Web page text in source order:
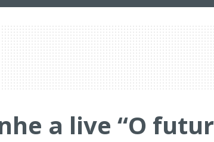
a live “O